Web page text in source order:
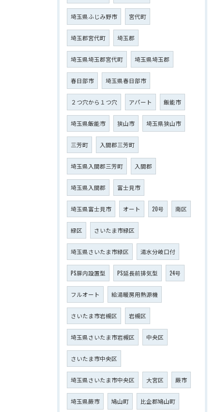
埼玉県ふじみ野市 宮代町
埼玉郡宮代町 埼玉郡
埼玉県埼玉郡宮代町 埼玉県埼玉郡
春日部市 埼玉県春日部市
２つ穴から１つ穴 アパート 飯能市
埼玉県飯能市 狭山市 埼玉県狭山市
三芳町 入間郡三芳町
埼玉県入間郡三芳町 入間郡
埼玉県入間郡 富士見市
埼玉県富士見市 オート 20号 南区
緑区 さいたま市緑区
埼玉県さいたま市緑区 湯水分岐口付
PS扉内設置型 PS延長前排気型 24号
フルオート 給湯暖房用熱源機
さいたま市岩槻区 岩槻区
埼玉県さいたま市岩槻区 中央区
さいたま市中央区
埼玉県さいたま市中央区 大宮区 蕨市
埼玉県蕨市 鳩山町 比企郡鳩山町